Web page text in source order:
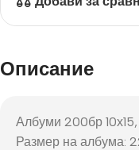
Описание
Албуми 200бр
Размер на албума: